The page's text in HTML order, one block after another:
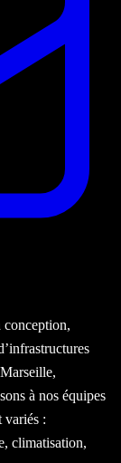
conception,
à nos équipes
variés :
climatisation,